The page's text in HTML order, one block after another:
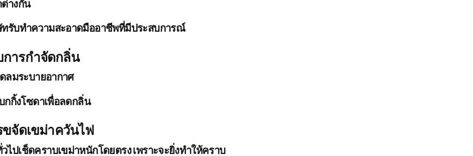
างกัน
รับทำความสะอาดมืออาชีพที่มีประสบการณ์
การกำจัดกลิ่น
ลมระบายอากาศ
กกิ้งโซดาเพื่อลดกลิ่น
จัดเขม่าควันไฟ
ปเช็ดคราบเขม่าหนักโดยตรง เพราะจะยิ่งทำให้คราบ